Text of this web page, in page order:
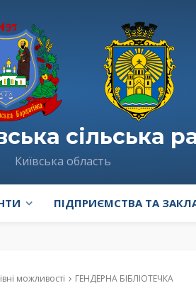
сільська
Київська область
ПІДПРИЄМСТВА ТА
можливості ГЕНДЕРНА БІБЛІОТЕЧКА